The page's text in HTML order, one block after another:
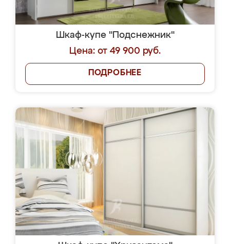
Шкаф-купе "Подснежник"
Цена: от 49 900 руб.
ПОДРОБНЕЕ